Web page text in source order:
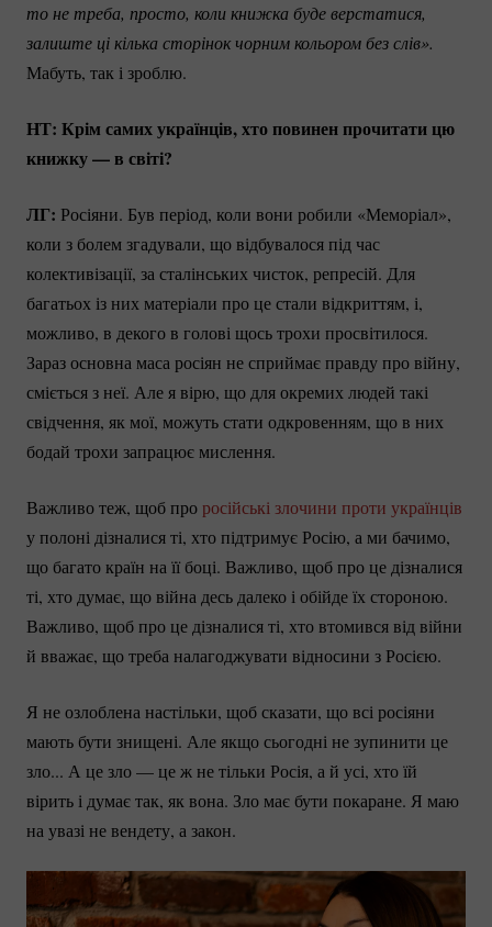
то не треба, просто, коли книжка буде верстатися,
Мабуть, так і зроблю.
НТ: Крім самих українців, хто повинен прочитати цю
книжку — в світі?
ЛГ: Росіяни. Був період, коли вони робили «Меморіал»,
коли з болем згадували, що відбувалося під час
колективізації, за сталінських чисток, репресій. Для
багатьох із них матеріали про це стали відкриттям, і,
можливо, в декого в голові щось трохи просвітилося.
Зараз основна маса росіян не сприймає правду про війну,
сміється з неї. Але я вірю, що для окремих людей такі
свідчення, як мої, можуть стати одкровенням, що в них
бодай трохи запрацює мислення.
Важливо теж, щоб про російські злочини проти українців
у полоні дізналися ті, хто підтримує Росію, а ми бачимо,
що багато країн на її боці. Важливо, щоб про це дізналися
ті, хто думає, що війна десь далеко і обійде їх стороною.
Важливо, щоб про це дізналися ті, хто втомився від війни
й вважає, що треба налагоджувати відносини з Росією.
Я не озлоблена настільки, щоб сказати, що всі росіяни
мають бути знищені. Але якщо сьогодні не зупинити це
зло... А це зло — це ж не тільки Росія, а й усі, хто їй
вірить і думає так, як вона. Зло має бути покаране. Я маю
на увазі не вендету, а закон.